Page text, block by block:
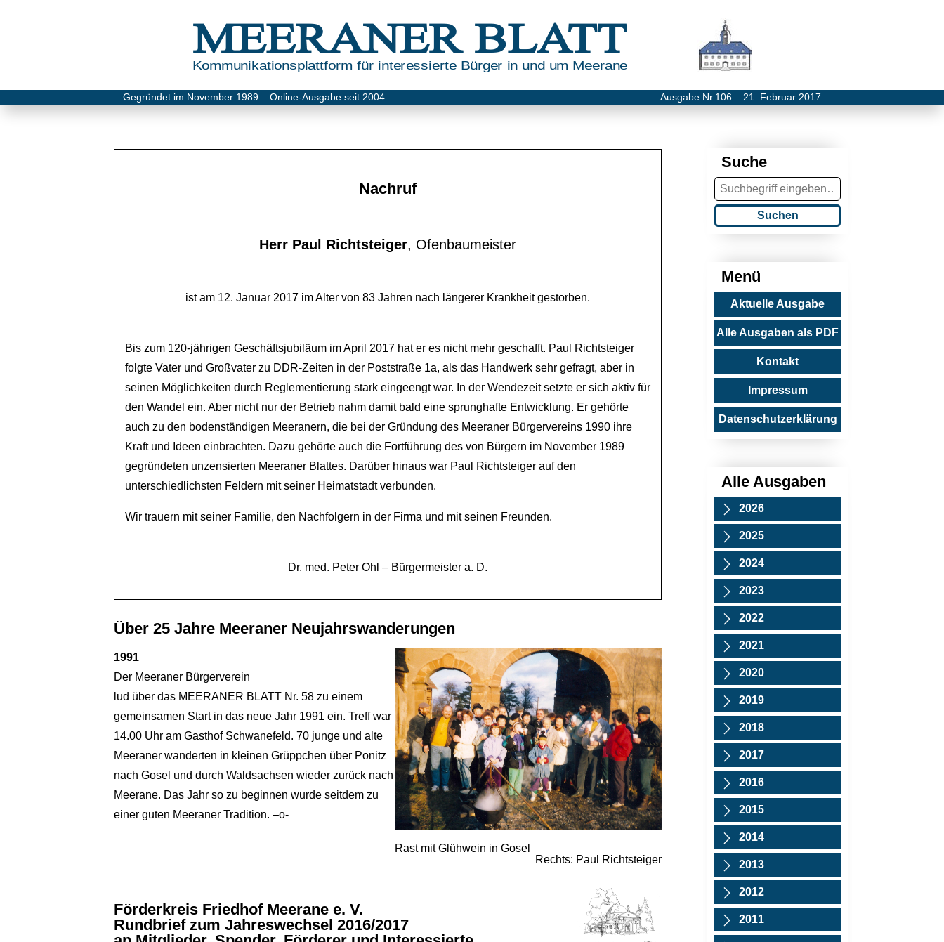
MEERANER BLATT
Kommunikationsplattform für interessierte Bürger in und um Meerane
Ausgabe Nr.106 – 21. Februar 2017
Gegründet im November 1989 – Online-Ausgabe seit 2004
Suche
Suchen
Menü
Aktuelle Ausgabe
Alle Ausgaben als PDF
Kontakt
Impressum
Datenschutzerklärung
Alle Ausgaben
2026
2025
2024
2023
2022
2021
2020
2019
2018
2017
2016
2015
2014
2013
2012
2011
Nachruf
Herr Paul Richtsteiger, Ofenbaumeister
ist am 12. Januar 2017 im Alter von 83 Jahren nach längerer Krankheit gestorben.
Bis zum 120-jährigen Geschäftsjubiläum im April 2017 hat er es nicht mehr geschafft. Paul Richtsteiger
folgte Vater und Großvater zu DDR-Zeiten in der Poststraße 1a, als das Handwerk sehr gefragt, aber in
seinen Möglichkeiten durch Reglementierung stark eingeengt war. In der Wendezeit setzte er sich aktiv für
den Wandel ein. Aber nicht nur der Betrieb nahm damit bald eine sprunghafte Entwicklung. Er gehörte
auch zu den bodenständigen Meeranern, die bei der Gründung des Meeraner Bürgervereins 1990 ihre
Kraft und Ideen einbrachten. Dazu gehörte auch die Fortführung des von Bürgern im November 1989
gegründeten unzensierten Meeraner Blattes. Darüber hinaus war Paul Richtsteiger auf den
unterschiedlichsten Feldern mit seiner Heimatstadt verbunden.
Wir trauern mit seiner Familie, den Nachfolgern in der Firma und mit seinen Freunden.
Dr. med. Peter Ohl – Bürgermeister a. D.
Über 25 Jahre Meeraner Neujahrswanderungen
Rast mit Glühwein in Gosel
Rechts: Paul Richtsteiger
1991
Der Meeraner Bürgerverein
lud über das MEERANER BLATT Nr. 58 zu einem
gemeinsamen Start in das neue Jahr 1991 ein. Treff war
14.00 Uhr am Gasthof Schwanefeld. 70 junge und alte
Meeraner wanderten in kleinen Grüppchen über Ponitz
nach Gosel und durch Waldsachsen wieder zurück nach
Meerane. Das Jahr so zu beginnen wurde seitdem zu
einer guten Meeraner Tradition. –o-
Förderkreis Friedhof Meerane e. V.
Rundbrief zum Jahreswechsel 2016/2017